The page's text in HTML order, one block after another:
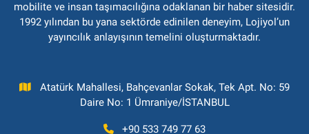
mobilite ve insan taşımacılığına odaklanan bir haber sitesidir.
1992 yılından bu yana sektörde edinilen deneyim, Lojiyol’un
yayıncılık anlayışının temelini oluşturmaktadır.
Atatürk Mahallesi, Bahçevanlar Sokak, Tek Apt. No: 59
Daire No: 1 Ümraniye/İSTANBUL
+90 533 749 77 63